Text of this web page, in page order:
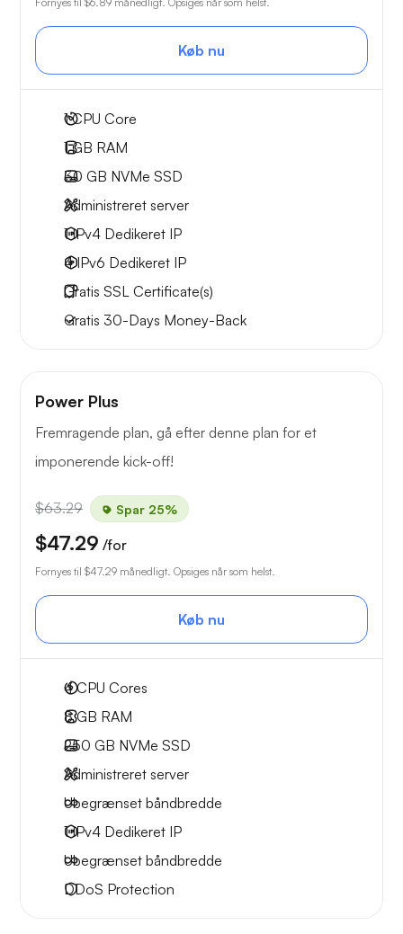
Køb nu
1CPU Core
1 GB RAM
30 GB NVMe SSD
Administreret server
1 IPv4 Dedikeret IP
4 IPv6 Dedikeret IP
Gratis SSL Certificate(s)
Gratis 30-Days Money-Back
Power Plus
Fremragende plan, gå efter denne plan for et
imponerende kick-off!
$63.29 Spar 25%
$47.29 /for
Fornyes til $47.29 månedligt. Opsiges når som helst.
Køb nu
4CPU Cores
8 GB RAM
250 GB NVMe SSD
Administreret server
Ubegrænset båndbredde
1 IPv4 Dedikeret IP
Ubegrænset båndbredde
DDoS Protection